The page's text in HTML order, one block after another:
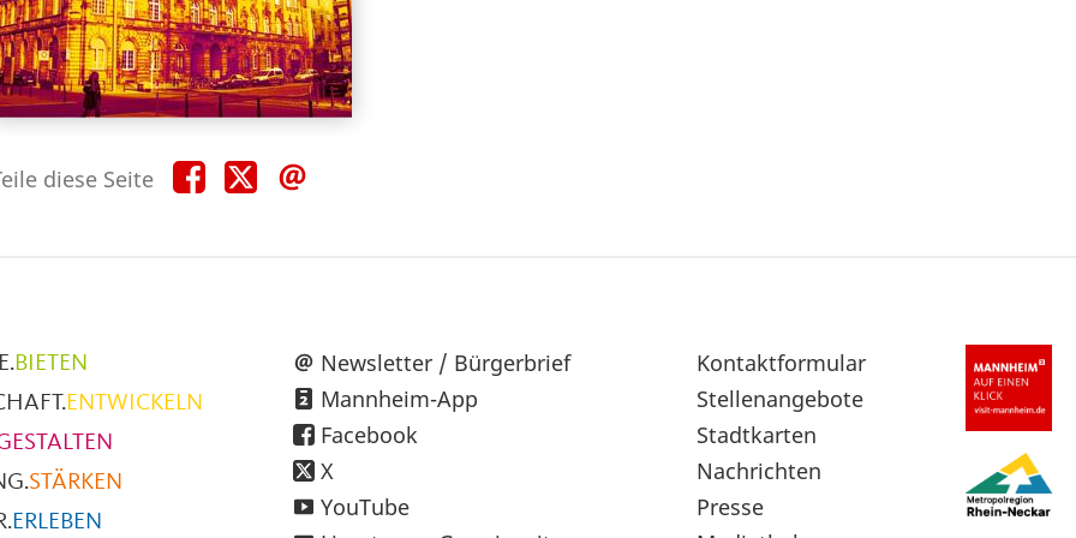
diese Seite Teile
diese
Teile
diese
BIETEN
ENTWICKELN
STÄRKEN
ERLEBEN
Newsletter / Bürgerbrief
Mannheim-App
Facebook
X
YouTube
Sekundärnavigation
im
Fußbereich
Kontaktformular
Stellenangebote
Stadtkarten
Nachrichten
Presse